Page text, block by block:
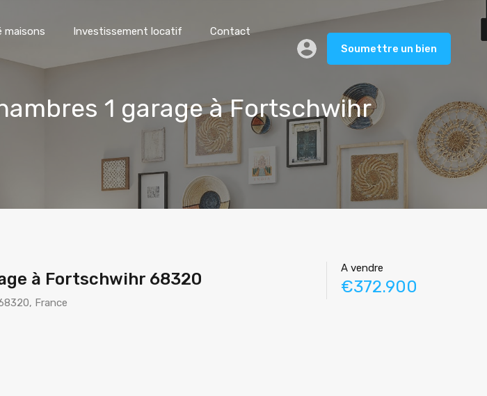
maisons Investissement locatif Contact
Soumettre un bien
1 garage à Fortschwihr
à Fortschwihr 68320
France
A vendre
€372.900